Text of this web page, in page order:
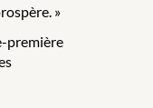
»
première